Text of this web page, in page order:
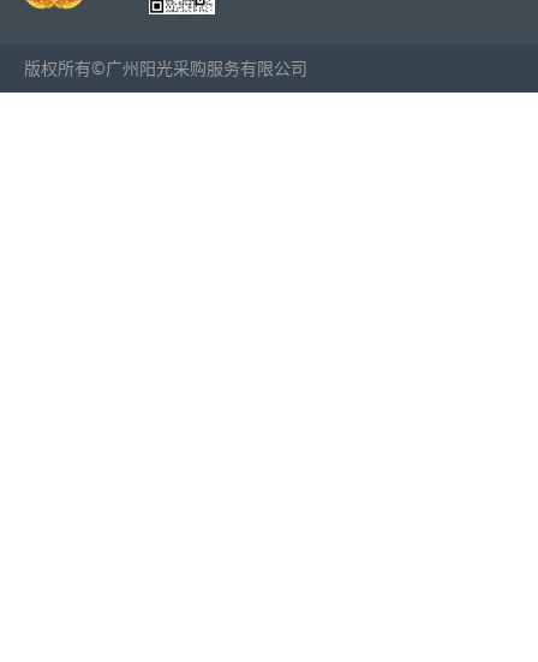
版权所有©广州阳光采购服务有限公司